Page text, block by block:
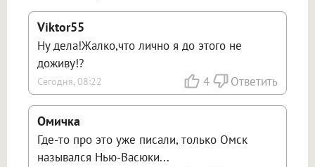
Viktor55
Ну дела!Жалко,что лично я до этого не
доживу!?
Сегодня, 08:22 4 Ответить
Омичка
Где-то про это уже писали, только Омск
назывался Нью-Васюки...